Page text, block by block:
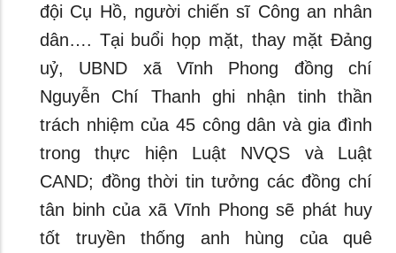
đội Cụ Hồ, người chiến sĩ Công an nhân
dân…. Tại buổi họp mặt, thay mặt Đảng
uỷ, UBND xã Vĩnh Phong đồng chí
Nguyễn Chí Thanh ghi nhận tinh thần
trách nhiệm của 45 công dân và gia đình
trong thực hiện Luật NVQS và Luật
CAND; đồng thời tin tưởng các đồng chí
tân binh của xã Vĩnh Phong sẽ phát huy
tốt truyền thống anh hùng của quê